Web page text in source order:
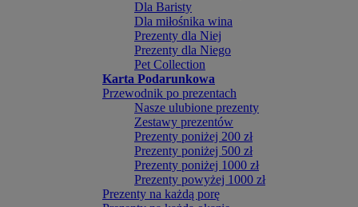
Dla Baristy
Dla miłośnika wina
Prezenty dla Niej
Prezenty dla Niego
Pet Collection
Karta Podarunkowa
Przewodnik po prezentach
Nasze ulubione prezenty
Zestawy prezentów
Prezenty poniżej 200 zł
Prezenty poniżej 500 zł
Prezenty poniżej 1000 zł
Prezenty powyżej 1000 zł
Prezenty na każdą porę